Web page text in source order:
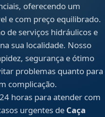
oferecendo um
e com preço equilibrado.
de serviços hidráulicos e
sua localidade. Nosso
segurança e ótimo
problemas quanto para
complicação.
horas para atender com
urgentes de Caça